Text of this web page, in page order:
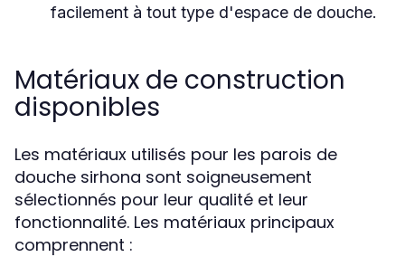
facilement à tout type d'espace de douche.
Matériaux de construction
disponibles
Les matériaux utilisés pour les parois de
douche sirhona sont soigneusement
sélectionnés pour leur qualité et leur
fonctionnalité. Les matériaux principaux
comprennent :